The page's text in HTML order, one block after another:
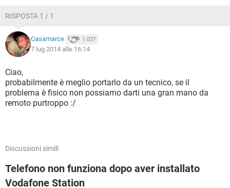
RISPOSTA 1 / 1
Casamarce 1.037
7 lug 2014 alle 16:14
Ciao,
probabilmente è meglio portarlo da un tecnico, se il
problema è fisico non possiamo darti una gran mano da
remoto purtroppo :/
Discussioni simili
Telefono non funziona dopo aver installato
Vodafone Station